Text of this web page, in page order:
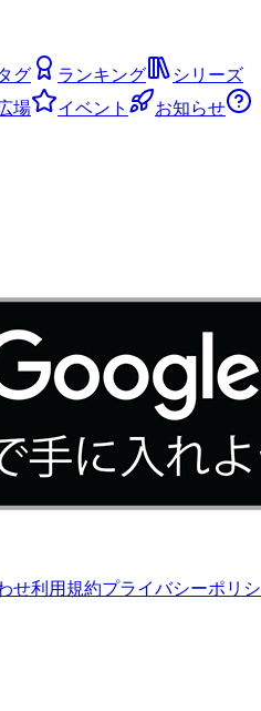
グ ランキング
シリーズ
場 イベント
お知らせ
せ利用規約プライバシーポリシ